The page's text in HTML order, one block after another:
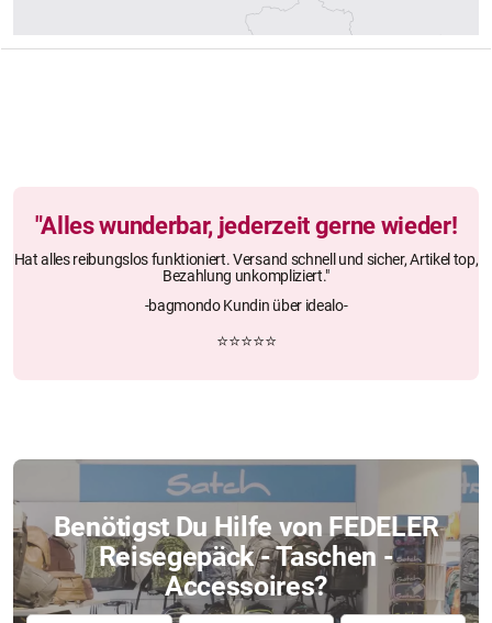
"Alles wunderbar, jederzeit gerne wieder!
Hat alles reibungslos funktioniert. Versand schnell und sicher, Artikel top,
Bezahlung unkompliziert."
-bagmondo Kundin über idealo-
⭐⭐⭐⭐⭐
Benötigst Du Hilfe von FEDELER
Reisegepäck - Taschen -
Accessoires?